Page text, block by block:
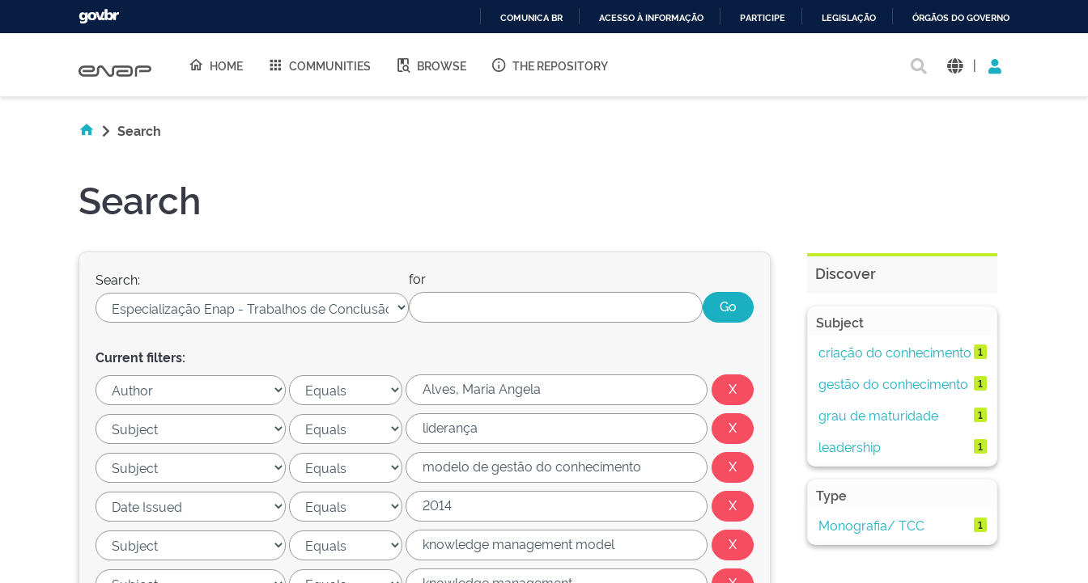
O
COMUNICA BR ACESSO À INFORMAÇÃO PARTICIPE LEGISLAÇÃO ÓRGÃOS DO GOVERNO
HOME COMMUNITIES BROWSE THE REPOSITORY |
Search
Search
Search: for
Current filters:
Discover
Subject
criação do conhecimento 1
gestão do conhecimento 1
grau de maturidade 1
leadership 1
Type
Monografia/ TCC
1